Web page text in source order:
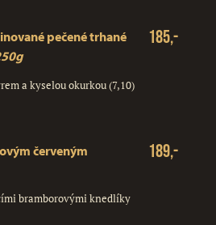
pečené trhané
185,-
a kyselou okurkou (7,10)
červeným
189,-
bramborovými knedlíky